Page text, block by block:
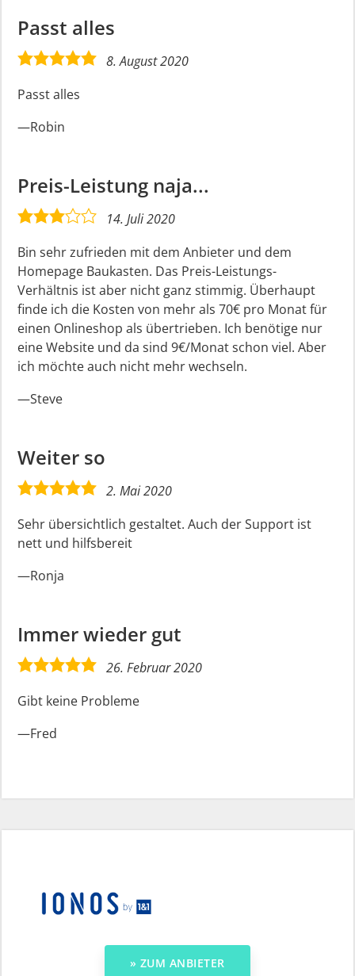
Passt alles
5,0
8. August 2020
Passt alles
Robin
Preis-Leistung naja...
3,0
14. Juli 2020
Bin sehr zufrieden mit dem Anbieter und dem
Homepage Baukasten. Das Preis-Leistungs-
Verhältnis ist aber nicht ganz stimmig. Überhaupt
finde ich die Kosten von mehr als 70€ pro Monat für
einen Onlineshop als übertrieben. Ich benötige nur
eine Website und da sind 9€/Monat schon viel. Aber
ich möchte auch nicht mehr wechseln.
Steve
Weiter so
5,0
2. Mai 2020
Sehr übersichtlich gestaltet. Auch der Support ist
nett und hilfsbereit
Ronja
Immer wieder gut
5,0
26. Februar 2020
Gibt keine Probleme
Fred